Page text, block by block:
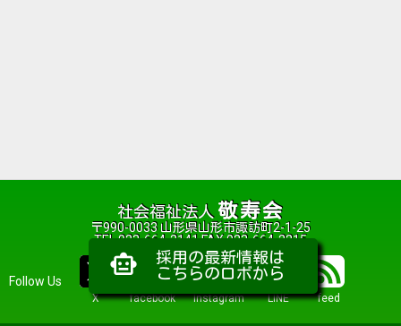
社会福祉法人敬寿会
〒990-0033 山形県山形市諏訪町2-1-25
TEL 023-664-2141 FAX 023-664-2215
Follow Us
X facebook Instagram LINE feed
smart_toy
採用の最新情報は
こちらのロボから